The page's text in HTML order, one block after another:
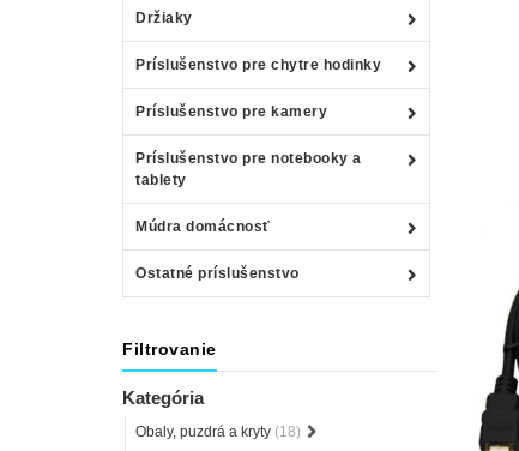
Držiaky
Príslušenstvo pre chytre hodinky
Príslušenstvo pre kamery
Príslušenstvo pre notebooky a
tablety
Múdra domácnosť
Ostatné príslušenstvo
Filtrovanie
Kategória
Obaly, puzdrá a kryty (18)